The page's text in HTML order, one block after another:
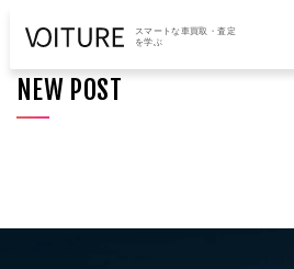
スマートな車買取・査定
を学ぶ
NEW POST